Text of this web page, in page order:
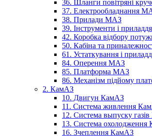
36. Шланги повітряні
37. Електрообладнання
38. Прилади МАЗ
39. Інструменти і
42. Коробка відбору
50. Кабіна та
61. Устаткування і
84. Оперення МАЗ
85. Платформа МАЗ
86. Механізм підйому
2. КамАЗ
10. Двигун КамАЗ
11. Система живлення
12. Система выпуску
13. Система охолодження
16. Зчеплення КамАЗ